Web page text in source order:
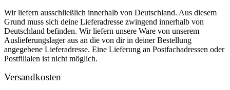
Wir liefern ausschließlich innerhalb von Deutschland. Aus diesem
Grund muss sich deine Lieferadresse zwingend innerhalb von
Deutschland befinden. Wir liefern unsere Ware von unserem
Auslieferungslager aus an die von dir in deiner Bestellung
angegebene Lieferadresse. Eine Lieferung an Postfachadressen oder
Postfilialen ist nicht möglich.
Versandkosten